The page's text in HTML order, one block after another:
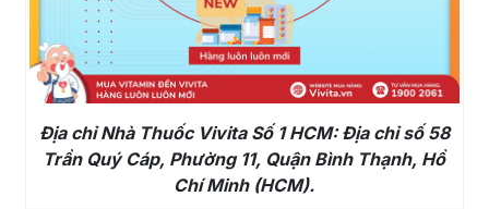
Địa chỉ Nhà Thuốc Vivita Số 1 HCM: Địa chỉ số 58
Trần Quý Cáp, Phường 11, Quận Bình Thạnh, Hồ
Chí Minh (HCM).